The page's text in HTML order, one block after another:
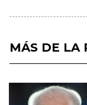
MÁS DE LA